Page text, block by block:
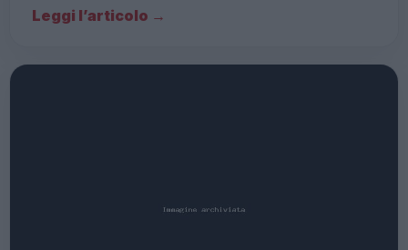
Leggi l’articolo →